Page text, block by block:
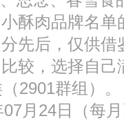
酥肉品牌名
先后，仅供
较，选择自
2901群组）。
月24日（每